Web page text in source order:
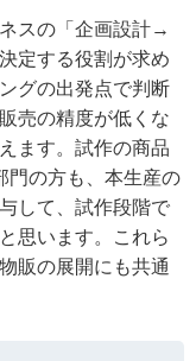
スの「企画設計→
定する役割が求め
グの出発点で判断
売の精度が低くな
ます。試作の商品
門の方も、本生産の
して、試作段階で
思います。これら
販の展開にも共通